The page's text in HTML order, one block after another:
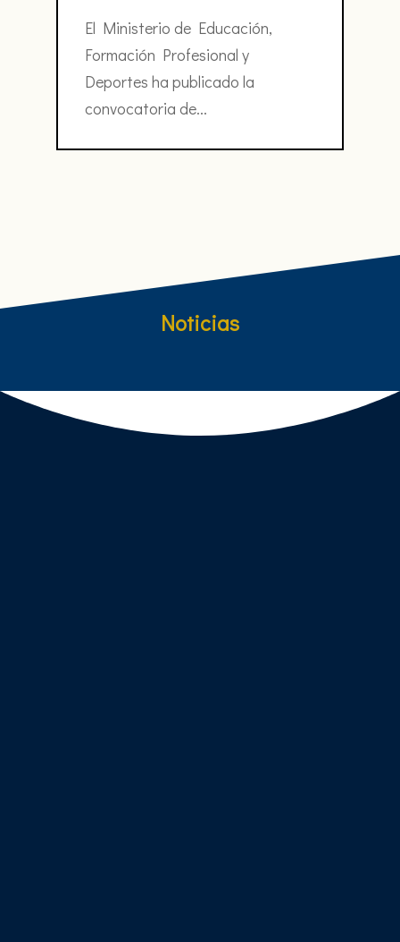
El Ministerio de Educación,
Formación Profesional y
Deportes ha publicado la
convocatoria de...
Noticias